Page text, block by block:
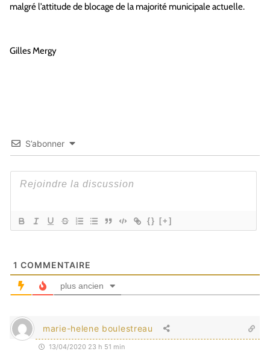
malgré l’attitude de blocage de la majorité municipale actuelle.
Gilles Mergy
S’abonner
{} [+]
1 COMMENTAIRE
plus ancien
marie-helene boulestreau
13/04/2020 23 h 51 min